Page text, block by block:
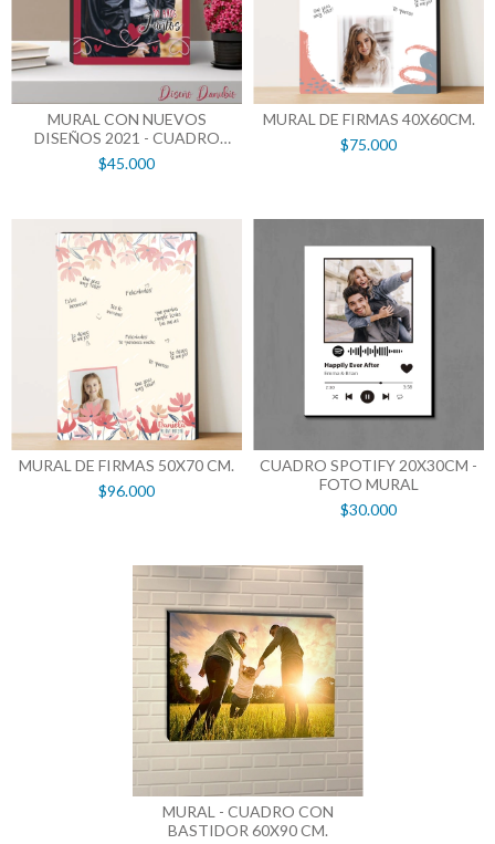
MURAL CON NUEVOS
DISEÑOS 2021 - CUADRO
CON BASTIDOR 30X40 CM.
$45.000
MURAL DE FIRMAS 40X60CM.
$75.000
MURAL DE FIRMAS 50X70 CM.
$96.000
CUADRO SPOTIFY 20X30CM -
FOTO MURAL
$30.000
MURAL - CUADRO CON
BASTIDOR 60X90 CM.